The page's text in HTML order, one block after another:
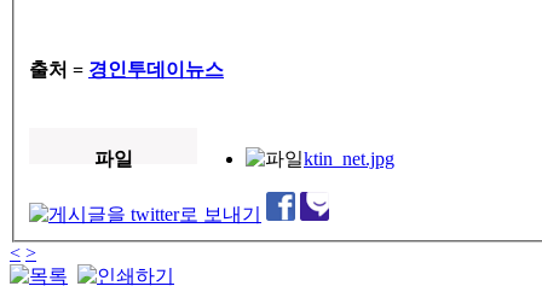
출처 = 경인투데이뉴스
파일 ktin_net.jpg
< >